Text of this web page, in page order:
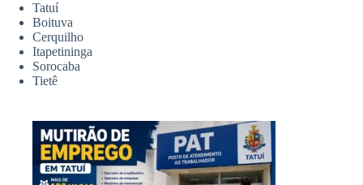
Tatuí
Boituva
Cerquilho
Itapetininga
Sorocaba
Tietê